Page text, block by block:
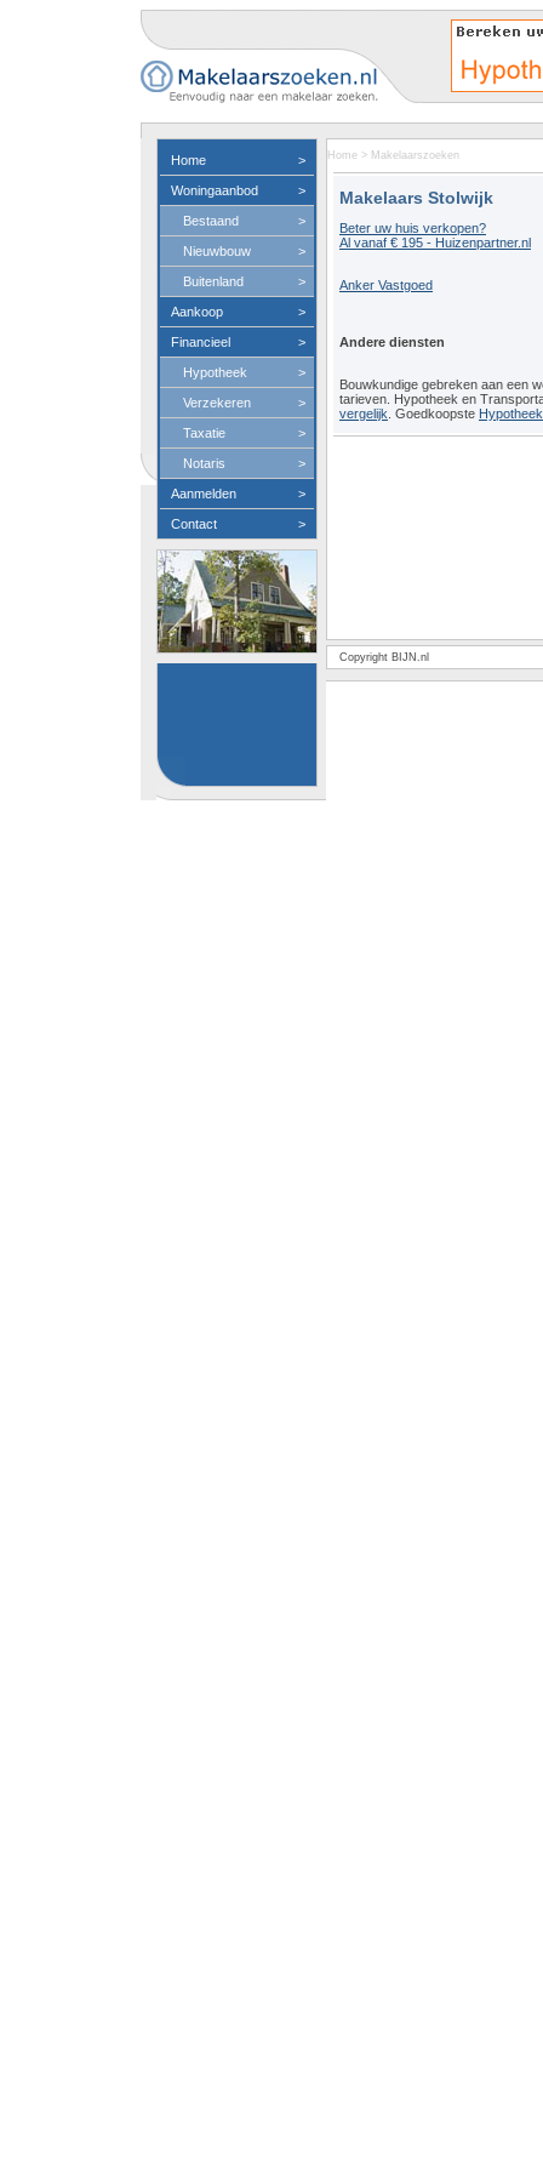
Home >
Woningaanbod >
Bestaand >
Nieuwbouw >
Buitenland >
Aankoop >
Financieel >
Hypotheek >
Verzekeren >
Taxatie >
Notaris >
Aanmelden >
Contact >
Home > Makelaarszoeken
Makelaars Stolwijk
Beter uw huis verkopen?
Al vanaf € 195 - Huizenpartner.nl
Anker Vastgoed
Andere diensten
Bouwkundige gebreken aan een
tarieven. Hypotheek en
vergelijk . Goedkoopste
Copyright BIJN.nl